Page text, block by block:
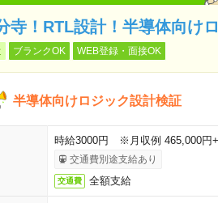
寺！RTL設計！半導体向け
ブランクOK WEB登録・面接OK
半導体向けロジック設計検証
時給3000円 ※月収例 465,000円
交通費別途支給あり
交通費 全額支給